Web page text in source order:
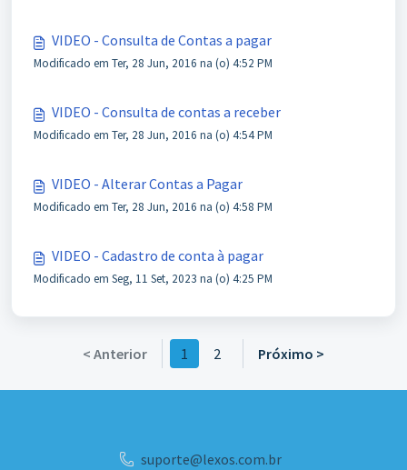
VIDEO - Consulta de Contas a pagar
Modificado em Ter, 28 Jun, 2016 na (o) 4:52 PM
VIDEO - Consulta de contas a receber
Modificado em Ter, 28 Jun, 2016 na (o) 4:54 PM
VIDEO - Alterar Contas a Pagar
Modificado em Ter, 28 Jun, 2016 na (o) 4:58 PM
VIDEO - Cadastro de conta à pagar
Modificado em Seg, 11 Set, 2023 na (o) 4:25 PM
< Anterior 1 2 Próximo >
suporte@lexos.com.br